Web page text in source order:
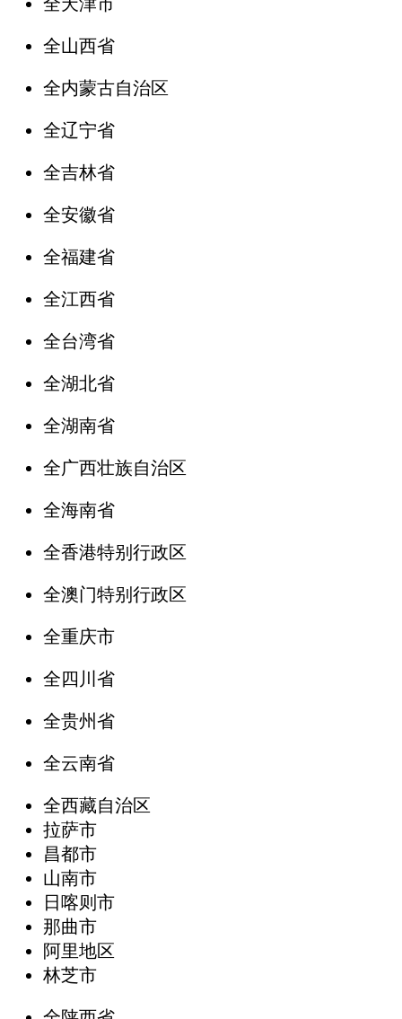
全山西省
全内蒙古自治区
全辽宁省
全吉林省
全安徽省
全福建省
全江西省
全台湾省
全湖北省
全湖南省
全广西壮族自治区
全海南省
全香港特别行政区
全澳门特别行政区
全重庆市
全四川省
全贵州省
全云南省
全西藏自治区
拉萨市
昌都市
山南市
日喀则市
那曲市
阿里地区
林芝市